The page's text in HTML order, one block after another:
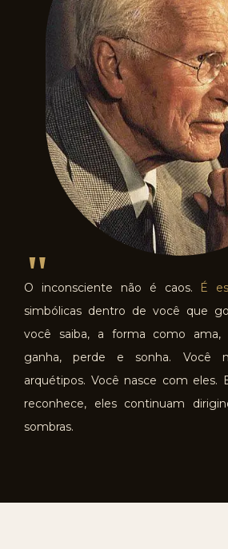
"
O inconsciente não é caos. É
simbólicas dentro de você que
você saiba, a forma como ama,
ganha, perde e sonha. Você
arquétipos. Você nasce com eles.
reconhece, eles continuam
sombras.